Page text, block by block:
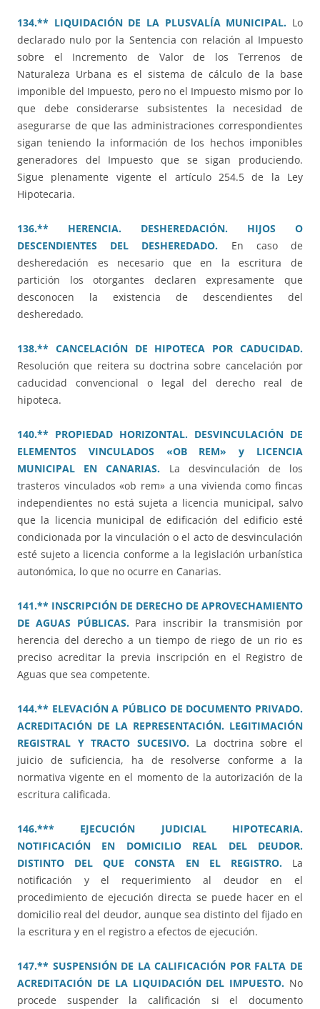
134.** LIQUIDACIÓN DE LA PLUSVALÍA MUNICIPAL. Lo
declarado nulo por la Sentencia con relación al Impuesto
sobre el Incremento de Valor de los Terrenos de
Naturaleza Urbana es el sistema de cálculo de la base
imponible del Impuesto, pero no el Impuesto mismo por lo
que debe considerarse subsistentes la necesidad de
asegurarse de que las administraciones correspondientes
sigan teniendo la información de los hechos imponibles
generadores del Impuesto que se sigan produciendo.
Sigue plenamente vigente el artículo 254.5 de la Ley
Hipotecaria.
136.** HERENCIA. DESHEREDACIÓN. HIJOS O
DESCENDIENTES DEL DESHEREDADO. En caso de
desheredación es necesario que en la escritura de
partición los otorgantes declaren expresamente que
desconocen la existencia de descendientes del
desheredado.
138.** CANCELACIÓN DE HIPOTECA POR CADUCIDAD.
Resolución que reitera su doctrina sobre cancelación por
caducidad convencional o legal del derecho real de
hipoteca.
140.** PROPIEDAD HORIZONTAL. DESVINCULACIÓN DE
ELEMENTOS VINCULADOS «OB REM» y LICENCIA
MUNICIPAL EN CANARIAS. La desvinculación de los
trasteros vinculados «ob rem» a una vivienda como fincas
independientes no está sujeta a licencia municipal, salvo
que la licencia municipal de edificación del edificio esté
condicionada por la vinculación o el acto de desvinculación
esté sujeto a licencia conforme a la legislación urbanística
autonómica, lo que no ocurre en Canarias.
141.** INSCRIPCIÓN DE DERECHO DE APROVECHAMIENTO
DE AGUAS PÚBLICAS.Para inscribir la transmisión por
herencia del derecho a un tiempo de riego de un rio es
preciso acreditar la previa inscripción en el Registro de
Aguas que sea competente.
144.** ELEVACIÓN A PÚBLICO DE DOCUMENTO PRIVADO.
ACREDITACIÓN DE LA REPRESENTACIÓN. LEGITIMACIÓN
REGISTRAL Y TRACTO SUCESIVO.La doctrina sobre el
juicio de suficiencia, ha de resolverse conforme a la
normativa vigente en el momento de la autorización de la
escritura calificada.
146.*** EJECUCIÓN JUDICIAL HIPOTECARIA.
NOTIFICACIÓN EN DOMICILIO REAL DEL DEUDOR.
DISTINTO DEL QUE CONSTA EN EL REGISTRO.La
notificación y el requerimiento al deudor en el
procedimiento de ejecución directa se puede hacer en el
domicilio real del deudor, aunque sea distinto del fijado en
la escritura y en el registro a efectos de ejecución.
147.** SUSPENSIÓN DE LA CALIFICACIÓN POR FALTA DE
ACREDITACIÓN DE LA LIQUIDACIÓN DEL IMPUESTO. No
procede suspender la calificación si el documento